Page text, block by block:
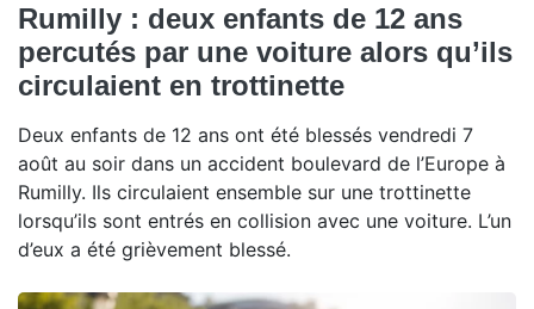
Rumilly : deux enfants de 12 ans
percutés par une voiture alors qu’ils
circulaient en trottinette
Deux enfants de 12 ans ont été blessés vendredi 7
août au soir dans un accident boulevard de l’Europe à
Rumilly. Ils circulaient ensemble sur une trottinette
lorsqu’ils sont entrés en collision avec une voiture. L’un
d’eux a été grièvement blessé.